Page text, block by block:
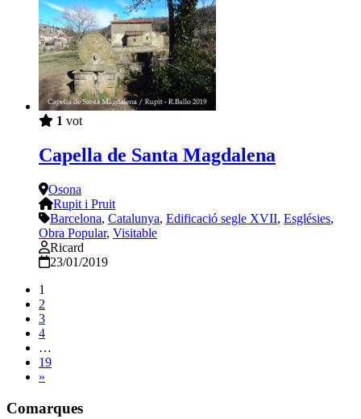
1 vot
Capella de Santa Magdalena
Osona
Rupit i Pruit
Barcelona, Catalunya, Edificació segle XVII, Esglésies,
Obra Popular, Visitable
Ricard
23/01/2019
1
2
3
4
…
19
»
Comarques